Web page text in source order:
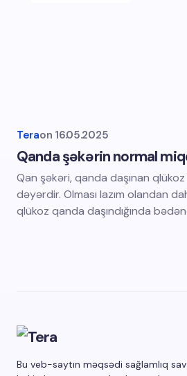
Teraon 16.05.2025
Qanda şəkərin normal
Qan şəkəri, qanda daşınan
dəyərdir. Olması lazım olandan
qlükoz qanda daşındığında
Bu veb-saytın məqsədi sağlamlıq